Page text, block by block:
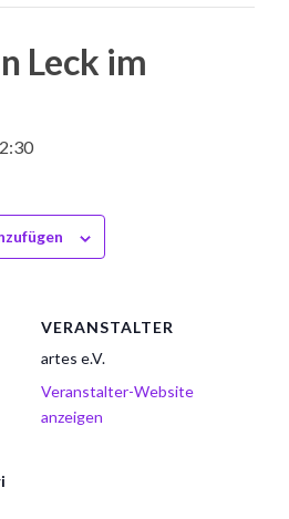
Leck im
VERANSTALTER
artes e.V.
Veranstalter-Website
anzeigen